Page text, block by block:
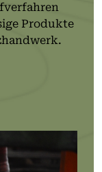
Produkte